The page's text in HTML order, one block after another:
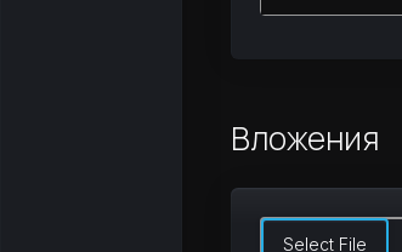
Вложения
Select File